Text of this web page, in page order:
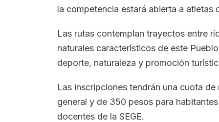
la competencia estará abierta a atletas
Las rutas contemplan trayectos entre
naturales característicos de este
deporte, naturaleza y promoción
Las inscripciones tendrán una cuota
general y de 350 pesos para
docentes de la SEGE.